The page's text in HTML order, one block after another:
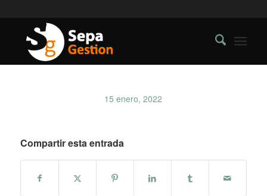
15 enero, 2022
Compartir esta entrada